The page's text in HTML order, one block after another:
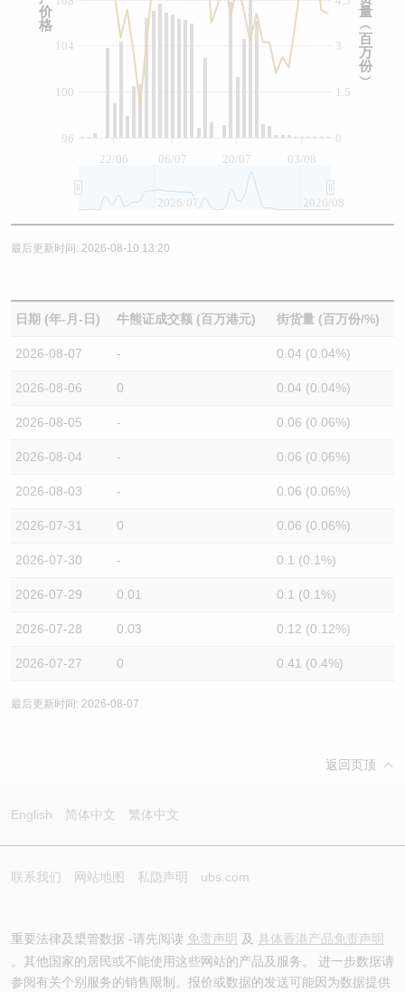
22/06 06/07 20/07 03/08
0
1.5
3
96
100
104
2026/07 2026/08
量
︵
百
万
份
︶
价
格
最后更新时间: 2026-08-10 13:20
日期 (年-月-日) 牛熊证成交额 (百万港元) 街货量 (百万份/%)
2026-08-07 - 0.04 (0.04%)
2026-08-06 0 0.04 (0.04%)
2026-08-05 - 0.06 (0.06%)
2026-08-04 - 0.06 (0.06%)
2026-08-03 - 0.06 (0.06%)
2026-07-31 0 0.06 (0.06%)
2026-07-30 - 0.1 (0.1%)
2026-07-29 0.01 0.1 (0.1%)
2026-07-28 0.03 0.12 (0.12%)
2026-07-27 0 0.41 (0.4%)
最后更新时间: 2026-08-07
返回页顶
English 简体中文 繁体中文
联系我们 网站地图 私隐声明 ubs.com
重要法律及槼管数据 -请先阅读 免责声明 及 具体香港产品免责声明
。其他国家的居民或不能使用这些网站的产品及服务。 进一步数据请
参阅有关个别服务的销售限制。报价或数据的发送可能因为数据提供